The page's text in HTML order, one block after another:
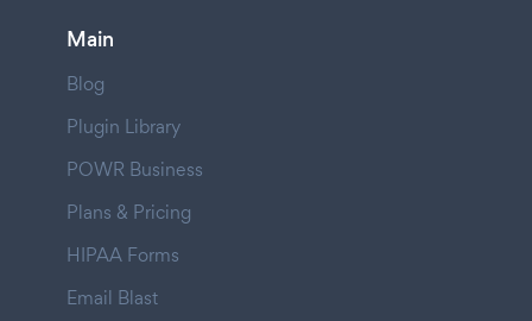
Main
Blog
Plugin Library
POWR Business
Plans & Pricing
HIPAA Forms
Email Blast